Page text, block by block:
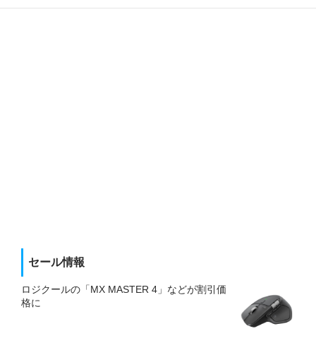
セール情報
ロジクールの「MX MASTER 4」などが割引価
格に